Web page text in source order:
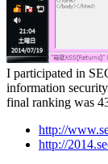
I participated in
information
final ranking was
http://
http://